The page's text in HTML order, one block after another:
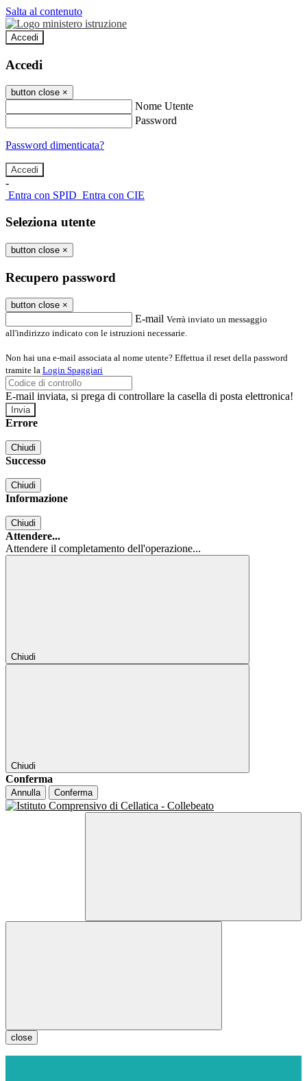
Salta al contenuto
Accedi
Accedi
button close ×
Nome Utente
Password
Password dimenticata?
-
Entra con SPID Entra con CIE
Seleziona utente
button close ×
Recupero password
button close ×
E-mail Verrà inviato un messaggio
all'indirizzo indicato con le istruzioni necessarie.
Non hai una e-mail associata al nome utente? Effettua il reset della password
tramite la Login Spaggiari
E-mail inviata, si prega di controllare la casella di posta elettronica!
Errore
Chiudi
Successo
Chiudi
Informazione
Chiudi
Attendere...
Attendere il completamento dell'operazione...
Chiudi
Chiudi
Conferma
Annulla Conferma
close